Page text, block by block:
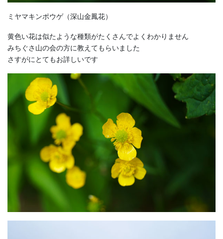
ミヤマキンポウゲ（深山金鳳花）
黄色い花は似たような種類がたくさんでよくわかりません
みちぐさ山の会の方に教えてもらいました
さすがにとてもお詳しいです